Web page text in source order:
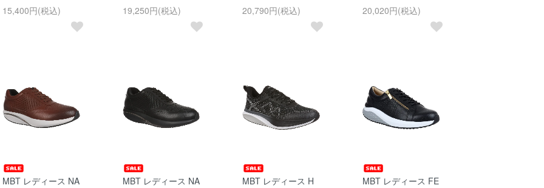
15,400円(税込)
19,250円(税込)
20,790円(税込)
20,020円(税込)
MBT レディース NA
MBT レディース NA
MBT レディース H
MBT レディース FE